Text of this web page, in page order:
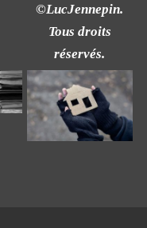
©LucJennepin.
Tous droits
réservés.